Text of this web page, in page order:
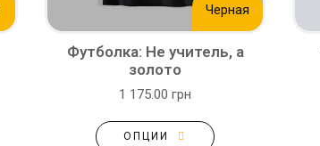
Черная
Футболка: Не учитель, а
золото
1 175.00 грн
ОПЦИИ